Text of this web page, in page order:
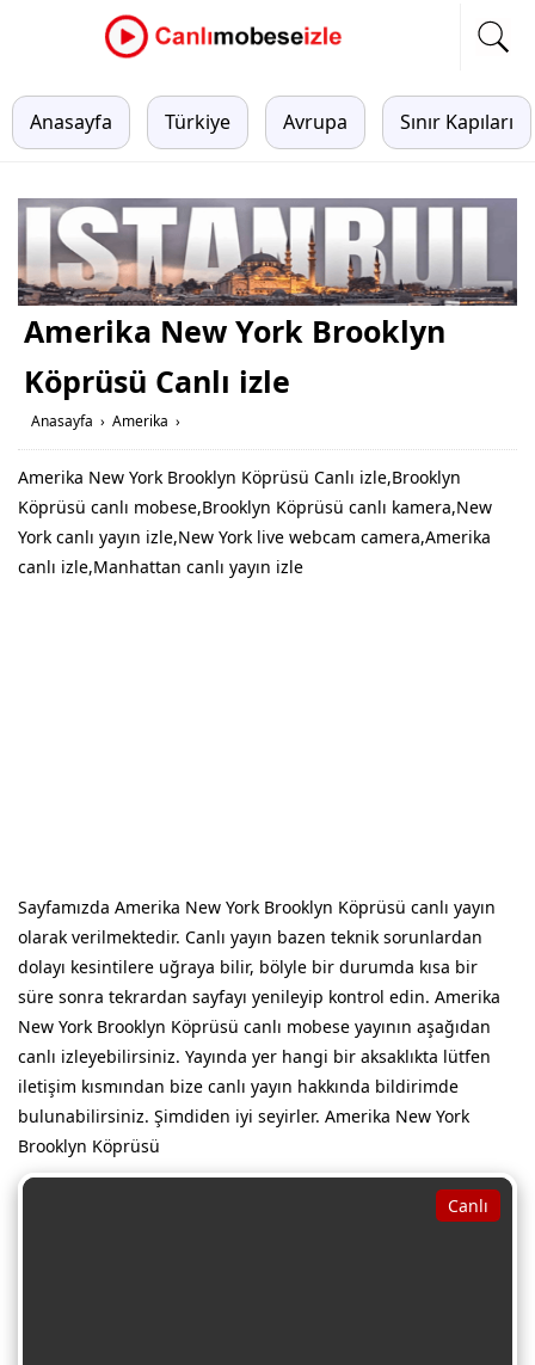
Anasayfa Türkiye Avrupa Sınır Kapıları
Amerika New York Brooklyn
Köprüsü Canlı izle
Anasayfa › Amerika ›
Amerika New York Brooklyn Köprüsü Canlı izle,Brooklyn
Köprüsü canlı mobese,Brooklyn Köprüsü canlı kamera,New
York canlı yayın izle,New York live webcam camera,Amerika
canlı izle,Manhattan canlı yayın izle
Sayfamızda Amerika New York Brooklyn Köprüsü canlı yayın
olarak verilmektedir. Canlı yayın bazen teknik sorunlardan
dolayı kesintilere uğraya bilir, bölyle bir durumda kısa bir
süre sonra tekrardan sayfayı yenileyip kontrol edin. Amerika
New York Brooklyn Köprüsü canlı mobese yayının aşağıdan
canlı izleyebilirsiniz. Yayında yer hangi bir aksaklıkta lütfen
iletişim kısmından bize canlı yayın hakkında bildirimde
bulunabilirsiniz. Şimdiden iyi seyirler. Amerika New York
Brooklyn Köprüsü
Canlı